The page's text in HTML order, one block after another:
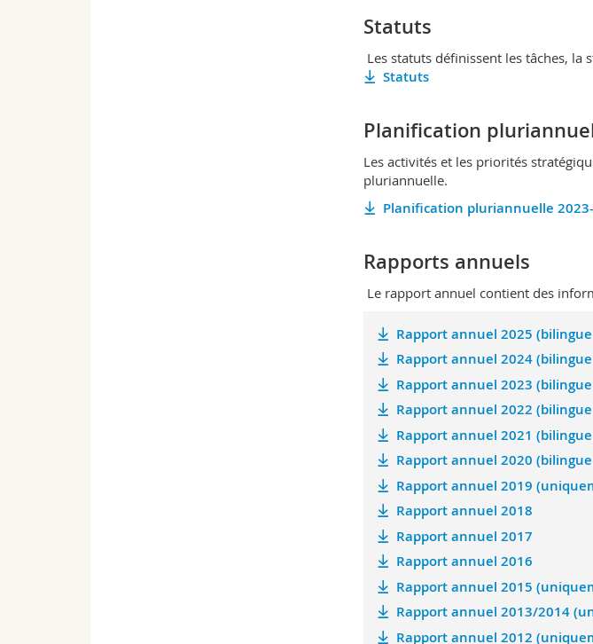
Statuts
Les statuts définissent les tâches, la
Statuts
Planification
Les activités et les priorités
pluriannuelle.
Planification pluriannuelle
Rapports annuels
Le rapport annuel contient des
Rapport annuel 2025
Rapport annuel 2024
Rapport annuel 2023
Rapport annuel 2022
Rapport annuel 2021
Rapport annuel 2020
Rapport annuel 2019
Rapport annuel 2018
Rapport annuel 2017
Rapport annuel 2016
Rapport annuel 2015
Rapport annuel 2013/2014
Rapport annuel 2012